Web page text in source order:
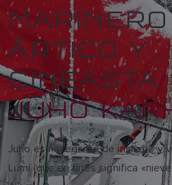
ÁRTICO Y
CINEASTA
JUHO
Juho es navegante de invierno y
Lumi (que en finés significa